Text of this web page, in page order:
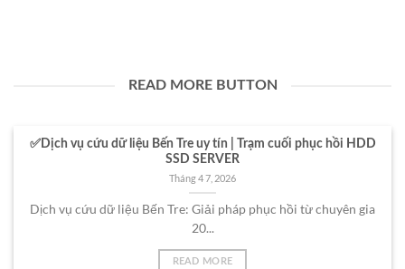
READ MORE BUTTON
✅Dịch vụ cứu dữ liệu Bến Tre uy tín | Trạm cuối phục hồi HDD
SSD SERVER
Tháng 4 7, 2026
Dịch vụ cứu dữ liệu Bến Tre: Giải pháp phục hồi từ chuyên gia
20...
READ MORE